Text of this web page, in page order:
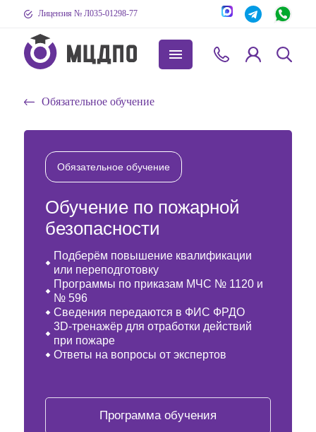
Лицензия № Л035-01298-77
Обязательное обучение
Обязательное обучение
Обучение по пожарной
безопасности
Подберём повышение квалификации
или переподготовку
Программы по приказам МЧС № 1120 и
№ 596
Сведения передаются в ФИС ФРДО
3D-тренажёр для отработки действий
при пожаре
Ответы на вопросы от экспертов
Программа обучения